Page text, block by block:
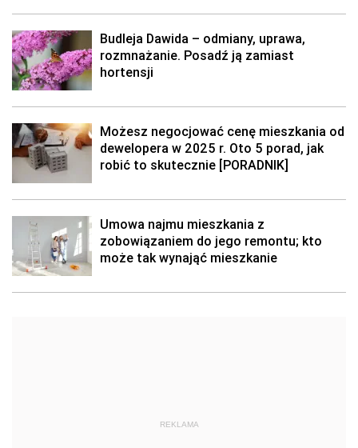
Budleja Dawida – odmiany, uprawa,
rozmnażanie. Posadź ją zamiast
hortensji
Możesz negocjować cenę mieszkania od
dewelopera w 2025 r. Oto 5 porad, jak
robić to skutecznie [PORADNIK]
Umowa najmu mieszkania z
zobowiązaniem do jego remontu; kto
może tak wynająć mieszkanie
REKLAMA